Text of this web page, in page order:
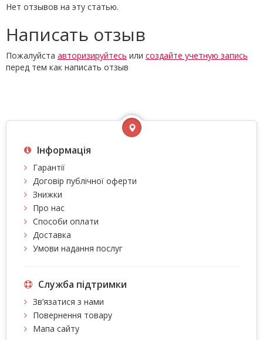
Нет отзывов на эту статью.
Написать отзыв
Пожалуйста авторизируйтесь или создайте учетную запись
перед тем как написать отзыв
Інформація
Гарантії
Договір публічної оферти
Знижки
Про нас
Способи оплати
Доставка
Умови надання послуг
Служба підтримки
Зв’язатися з нами
Повернення товару
Мапа сайту